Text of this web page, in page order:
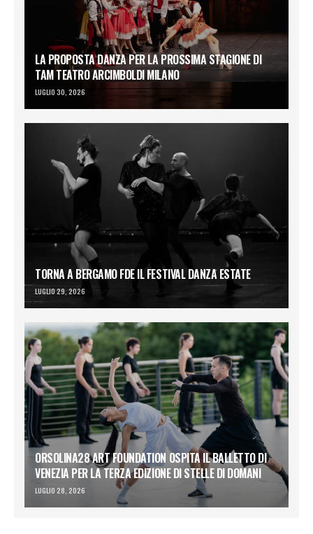
LA PROPOSTA DANZA PER LA PROSSIMA STAGIONE DI
TAM TEATRO ARCIMBOLDI MILANO
LUGLIO 30, 2026
TORNA A BERGAMO FDE IL FESTIVAL DANZA ESTATE
LUGLIO 29, 2026
ORSOLINA28 ART FOUNDATION OSPITA IL BALLETTO DI
VENEZIA PER LA TERZA EDIZIONE DI STELLE DI DOMANI
LUGLIO 28, 2026